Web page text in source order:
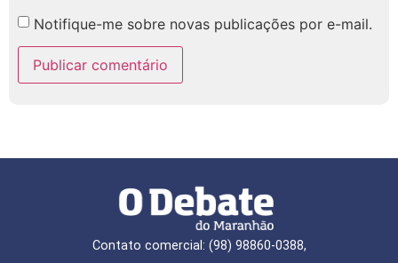
Notifique-me sobre novas publicações por e-mail.
Contato comercial: (98) 98860-0388,